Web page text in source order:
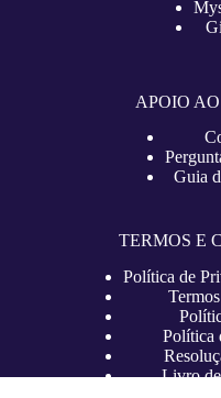
APOIO
Guia
TERMOS E
Política de
Política
Livro de